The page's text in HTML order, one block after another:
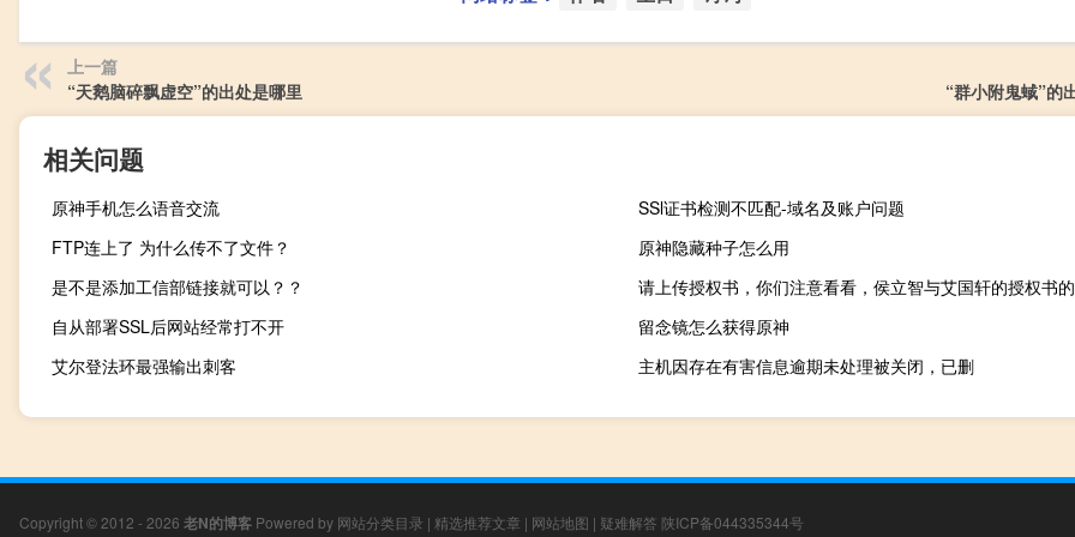
上一篇
“天鹅脑碎飘虚空”的出处是哪里
“群小附鬼蜮”的
相关问题
原神手机怎么语音交流
SSl证书检测不匹配-域名及账户问题
FTP连上了 为什么传不了文件？
原神隐藏种子怎么用
是不是添加工信部链接就可以？？
请上传授权书，你们注意看看，侯立智与艾国轩的授权书
自从部署SSL后网站经常打不开
留念镜怎么获得原神
艾尔登法环最强输出刺客
主机因存在有害信息逾期未处理被关闭，已删
Copyright © 2012 - 2026 老N的博客 Powered by 网站分类目录 | 精选推荐文章 | 网站地图 | 疑难解答 陕ICP备044335344号